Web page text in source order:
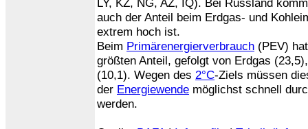
LY, KZ, NG, AZ, IQ). Bei Russland
auch der Anteil beim Erdgas- und
extrem hoch ist.
Beim Primärenergierverbrauch (PEV)
größten Anteil, gefolgt von Erdgas
(10,1). Wegen des 2°C-Ziels müssen
der Energiewende möglichst schnell
werden.